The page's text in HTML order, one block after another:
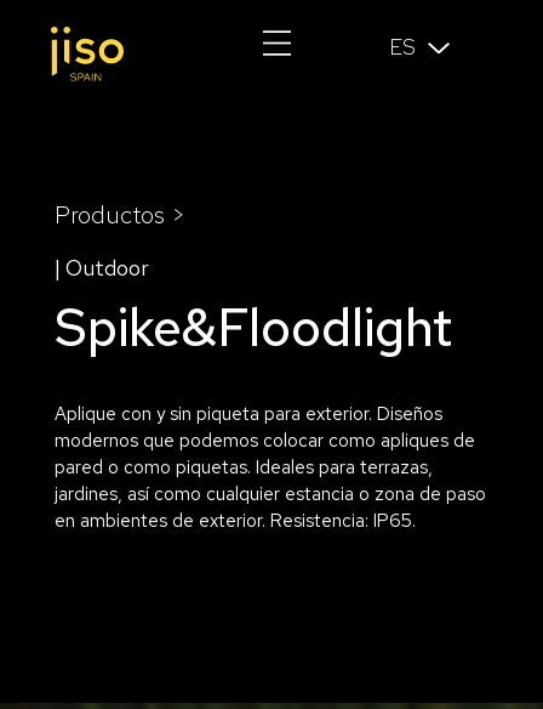
ES
Productos >
| Outdoor
Spike&Floodlight
Aplique con y sin piqueta para exterior. Diseños
modernos que podemos colocar como apliques de
pared o como piquetas. Ideales para terrazas,
jardines, así como cualquier estancia o zona de paso
en ambientes de exterior. Resistencia: IP65.